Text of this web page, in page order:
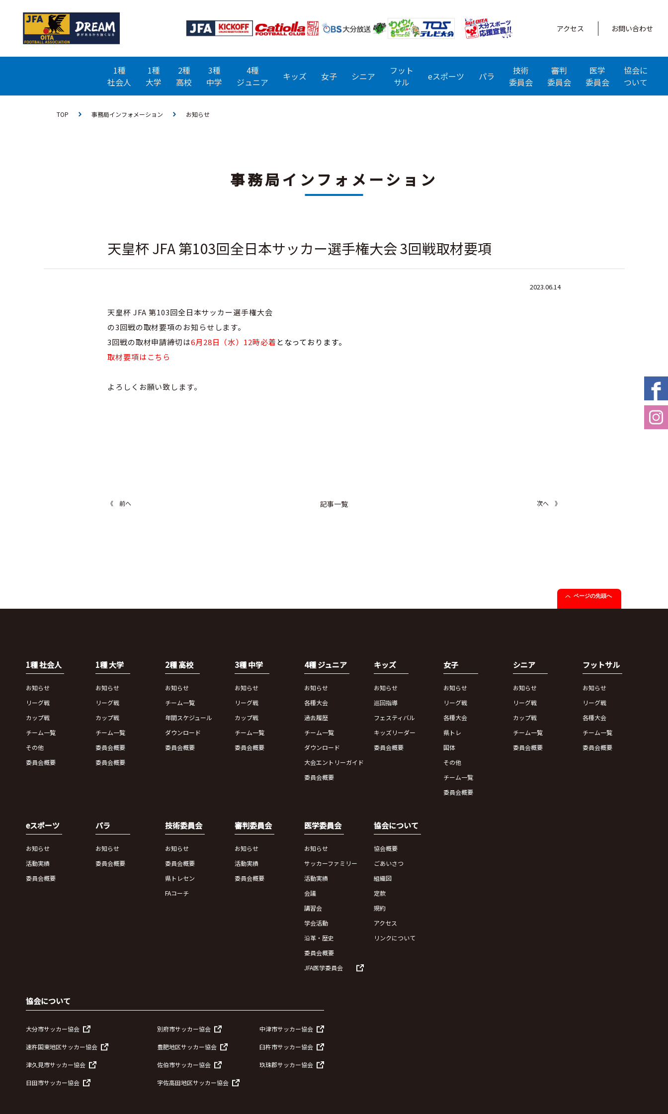
アクセス お問い合わせ
1種
社会人
1種
大学
2種
高校
3種
中学
4種
ジュニア
キッズ 女子 シニア
フット
サル
eスポーツ パラ
技術
委員会
審判
委員会
医学
委員会
協会に
ついて
TOP 事務局インフォメーション お知らせ
事務局インフォメーション
天皇杯 JFA 第103回全日本サッカー選手権大会 3回戦取材要項
2023.06.14
天皇杯 JFA 第103回全日本サッカー選手権大会
の3回戦の取材要項のお知らせします。
3回戦の取材申請締切は6月28日（水）12時必着 となっております。
取材要項はこちら
よろしくお願い致します。
《 前へ 記事一覧 次へ 》
ページの先頭へ
1種 社会人
お知らせ
リーグ戦
カップ戦
チーム一覧
その他
委員会概要
1種 大学
お知らせ
リーグ戦
カップ戦
チーム一覧
委員会概要
委員会概要
2種 高校
お知らせ
チーム一覧
年間スケジュール
ダウンロード
委員会概要
3種 中学
お知らせ
リーグ戦
カップ戦
チーム一覧
委員会概要
4種 ジュニア
お知らせ
各種大会
過去履歴
チーム一覧
ダウンロード
大会エントリーガイド
委員会概要
キッズ
お知らせ
巡回指導
フェスティバル
キッズリーダー
委員会概要
女子
お知らせ
リーグ戦
各種大会
県トレ
国体
その他
チーム一覧
委員会概要
シニア
お知らせ
リーグ戦
カップ戦
チーム一覧
委員会概要
フットサル
お知らせ
リーグ戦
各種大会
チーム一覧
委員会概要
eスポーツ
お知らせ
活動実績
委員会概要
パラ
お知らせ
委員会概要
技術委員会
お知らせ
委員会概要
県トレセン
FAコーチ
審判委員会
お知らせ
活動実績
委員会概要
医学委員会
お知らせ
サッカーファミリー
活動実績
会議
講習会
学会活動
沿革・歴史
委員会概要
JFA医学委員会
協会について
協会概要
ごあいさつ
組織図
定款
規約
アクセス
リンクについて
協会について
大分市サッカー協会 別府市サッカー協会 中津市サッカー協会
速杵国東地区サッカー協会 豊肥地区サッカー協会 臼杵市サッカー協会
津久見市サッカー協会 佐伯市サッカー協会 玖珠郡サッカー協会
日田市サッカー協会 宇佐高田地区サッカー協会